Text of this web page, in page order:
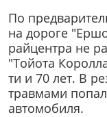
По
на дороге
райцентра не
"Тойота
ти и 70 лет. В
травмами
автомобиля.